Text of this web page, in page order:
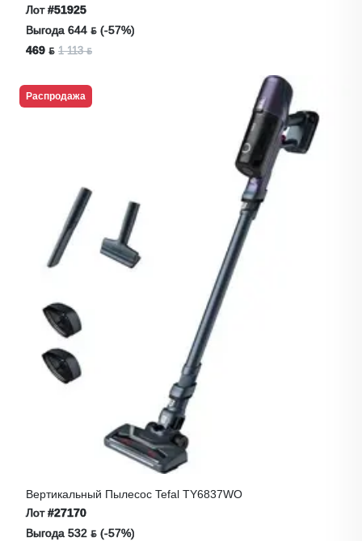
Лот#51925
Выгода 644 ƃ (-57%)
469 ƃ 1 113 ƃ
Распродажа
Вертикальный Пылесос Tefal TY6837WO
Лот#27170
Выгода 532 ƃ (-57%)